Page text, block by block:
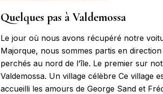
Quelques pas à Valdemossa
Le jour où nous avons récupéré notre
Majorque, nous sommes partis en direction
perchés au nord de l’île. Le premier sur
Valdemossa. Un village célèbre Ce village
accueilli les amours de George Sand et